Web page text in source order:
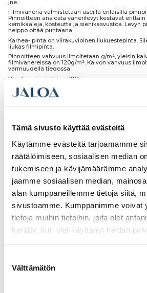
Tämä sivusto käyttää evästeitä
Käytämme evästeitä tarjoamamme
räätälöimiseen, sosiaalisen median
tukemiseen ja kävijämäärämme
jaamme sosiaalisen median,
alan kumppaneillemme tietoja siitä,
sivustoamme. Kumppanimme voivat
tietoja muihin tietoihin, joita olet
kerätty, kun olet käyttänyt heidän
valinta
Välttämätön
jne.
Filmivaneria valmistetaan useilla erilaisilla
Pinnoitteen ansiosta vanerilevyt kestävät erittäin
kemikaaleja, kosteutta ja sienikasvustoa. Levyn
helppo pitää puhtaana.
Karhea- pinta on viirakuvioinen liukuestepinta.
liukas filmipinta.
Pinnoitteen vahvuus ilmoitetaan g/m², yleisin
filmivanereissa on 120g/m². Kalvon vahvuus
varmuudella tiedossa.
Väri: Tumman ruskea (TR)
Laatu: II-Laatu
Runko: Koivuvaneria
Muutkin tarvitsemasi työstöt ovat mahdollisia,
kulmasahaukset yms.
Tutustu myös